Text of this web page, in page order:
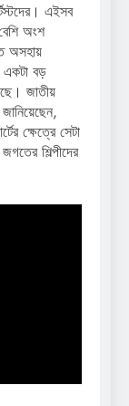
এইসব
অংশ
অসহায়
একটা বড়
জাতীয়
ক্ষেত্রে সেটা
শিল্পীদের